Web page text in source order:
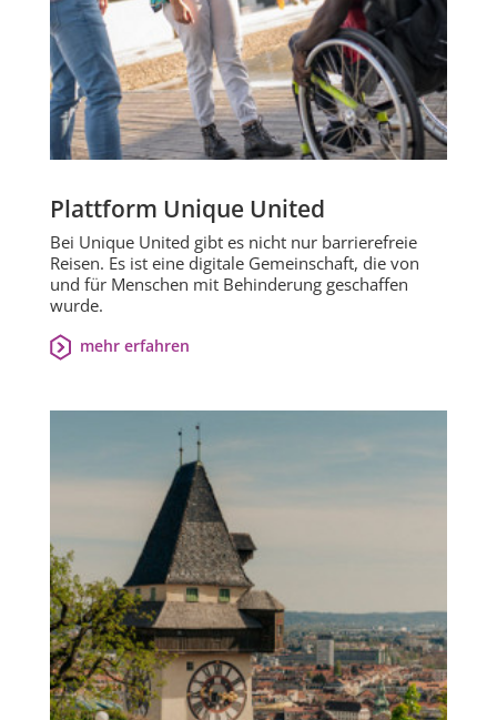
Plattform Unique United
Bei Unique United gibt es nicht nur barrierefreie
Reisen. Es ist eine digitale Gemeinschaft, die von
und für Menschen mit Behinderung geschaffen
wurde.
mehr erfahren